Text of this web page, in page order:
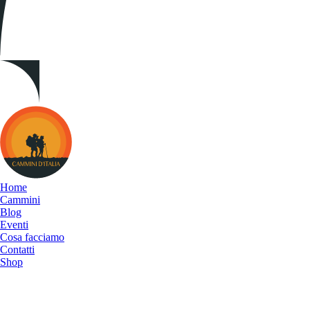
Cammini
d&#039;Italia
Home
Cammini
Blog
Eventi
Cosa facciamo
Contatti
Shop